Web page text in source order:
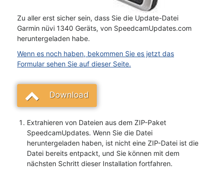
Zu aller erst sicher sein, dass Sie die Update-Datei
Garmin nüvi 1340 Geräts, von SpeedcamUpdates.com
heruntergeladen habe.
Wenn es noch haben, bekommen Sie es jetzt das
Formular sehen Sie auf dieser Seite.
Download
Extrahieren von Dateien aus dem ZIP-Paket
SpeedcamUpdates. Wenn Sie die Datei
heruntergeladen haben, ist nicht eine ZIP-Datei ist die
Datei bereits entpackt, und Sie können mit dem
nächsten Schritt dieser Installation fortfahren.